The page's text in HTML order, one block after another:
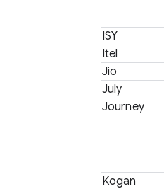
ISY
Itel
Jio
July
Journey
Kogan